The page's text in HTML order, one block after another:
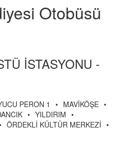
Otobüsü
İSTASYONU -
PERON 1 • MAVİKÖŞE •
• YILDIRIM •
ÖRDEKLİ KÜLTÜR MERKEZİ •